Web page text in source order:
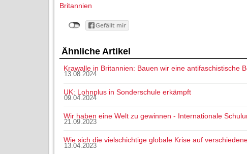
Britannien
Ähnliche Artikel
Krawalle in Britannien: Bauen wir eine antifaschistische
13.08.2024
UK: Lohnplus in Sonderschule erkämpft
09.04.2024
Wir haben eine Welt zu gewinnen - Internationale
21.09.2023
Wie sich die vielschichtige globale Krise auf
13.04.2023